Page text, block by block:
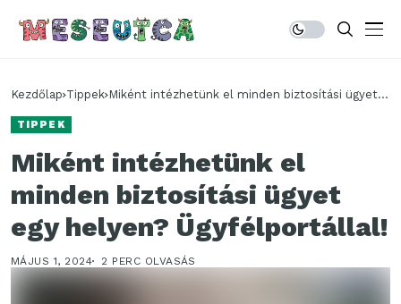
Kezdőlap Tippek Miként intézhetünk el minden biztosítási ügyet
TIPPEK
Miként intézhetünk el
minden biztosítási ügyet
egy helyen? Ügyfélportállal!
MÁJUS 1, 2024 2 PERC OLVASÁS